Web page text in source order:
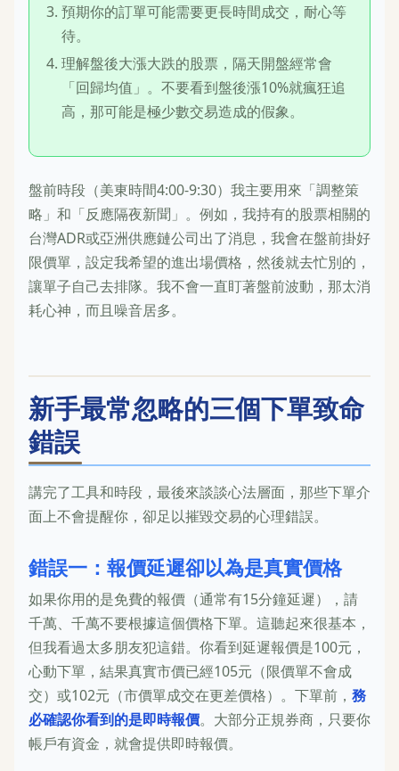
預期你的訂單可能需要更長時間成交，耐心等
待。
理解盤後大漲大跌的股票，隔天開盤經常會
「回歸均值」。不要看到盤後漲10%就瘋狂追
高，那可能是極少數交易造成的假象。
盤前時段（美東時間4:00-9:30）我主要用來「調整策
略」和「反應隔夜新聞」。例如，我持有的股票相關的
台灣ADR或亞洲供應鏈公司出了消息，我會在盤前掛好
限價單，設定我希望的進出場價格，然後就去忙別的，
讓單子自己去排隊。我不會一直盯著盤前波動，那太消
耗心神，而且噪音居多。
新手最常忽略的三個下單致命
錯誤
講完了工具和時段，最後來談談心法層面，那些下單介
面上不會提醒你，卻足以摧毀交易的心理錯誤。
錯誤一：報價延遲卻以為是真實價格
如果你用的是免費的報價（通常有15分鐘延遲），請
千萬、千萬不要根據這個價格下單。這聽起來很基本，
但我看過太多朋友犯這錯。你看到延遲報價是100元，
心動下單，結果真實市價已經105元（限價單不會成
交）或102元（市價單成交在更差價格）。下單前， 務
必確認你看到的是即時報價。大部分正規券商，只要你
帳戶有資金，就會提供即時報價。